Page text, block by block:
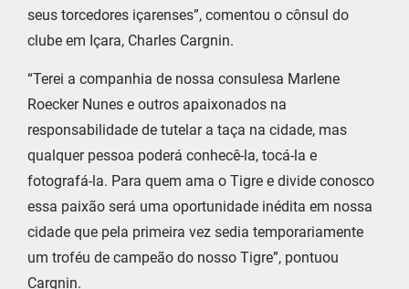
seus torcedores içarenses”, comentou o cônsul do
clube em Içara, Charles Cargnin.
“Terei a companhia de nossa consulesa Marlene
Roecker Nunes e outros apaixonados na
responsabilidade de tutelar a taça na cidade, mas
qualquer pessoa poderá conhecê-la, tocá-la e
fotografá-la. Para quem ama o Tigre e divide conosco
essa paixão será uma oportunidade inédita em nossa
cidade que pela primeira vez sedia temporariamente
um troféu de campeão do nosso Tigre”, pontuou
Cargnin.